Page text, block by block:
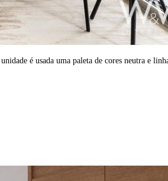
é usada uma paleta de cores neutra e